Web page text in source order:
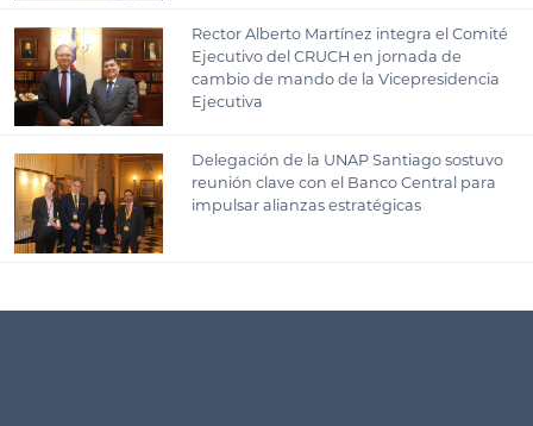
Rector Alberto Martínez integra el Comité
Ejecutivo del CRUCH en jornada de
cambio de mando de la Vicepresidencia
Ejecutiva
Delegación de la UNAP Santiago sostuvo
reunión clave con el Banco Central para
impulsar alianzas estratégicas